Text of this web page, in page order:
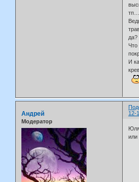
тп…
да?
Что
И
12-
Андрей
Модератор
или